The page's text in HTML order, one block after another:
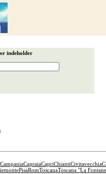
indeholder
CampaniaCapraiaCapriChiantiCivitavecchia
PisaRomToscanaToscana "La